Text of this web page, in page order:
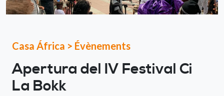
Casa África > Évènements
Apertura del IV Festival Ci
La Bokk